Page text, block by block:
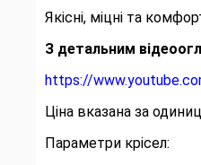
Якісні, міцні та
З детальним
https://
Ціна вказана за
Параметри крісел: